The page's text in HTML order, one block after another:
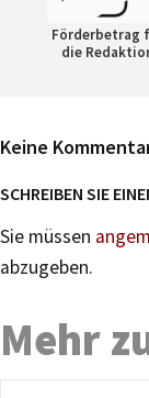
Förderbetrag
die
Keine
SCHREIBEN SIE
Sie müssen
abzugeben.
Mehr